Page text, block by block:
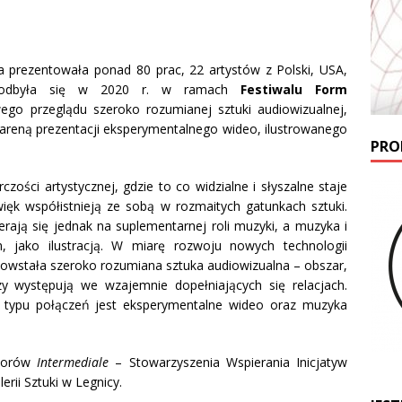
prezentowała ponad 80 prac, 22 artystów z Polski, USA,
odbyła się w 2020 r. w ramach Festiwalu Form
przeglądu szeroko rozumianej sztuki audiowizualnej,
prezentacji eksperymentalnego wideo, ilustrowanego
artystycznej, gdzie to co widzialne i słyszalne staje
współistnieją ze sobą w rozmaitych gatunkach sztuki.
się jednak na suplementarnej roli muzyki, a muzyka i
jako ilustracją. W miarę rozwoju nowych technologii
szeroko rozumiana sztuka audiowizualna – obszar,
we wzajemnie dopełniających się relacjach.
połączeń jest eksperymentalne wideo oraz muzyka
Intermediale – Stowarzyszenia Wspierania Inicjatyw
Sztuki w Legnicy.